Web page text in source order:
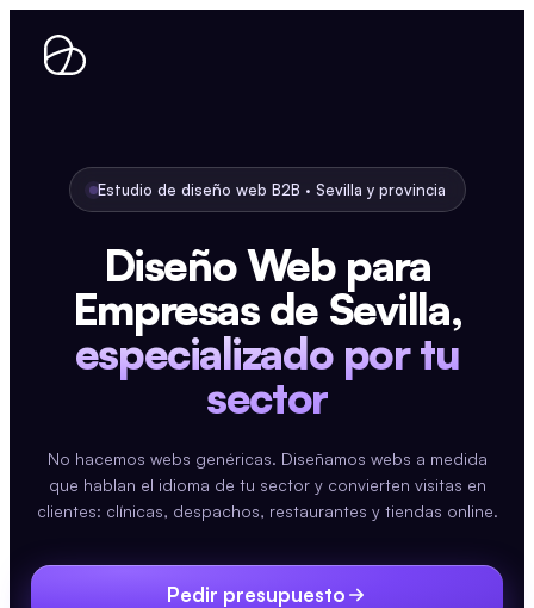
contenido
Estudio de diseño web B2B · Sevilla y provincia
Diseño Web para
Empresas de Sevilla,
especializado por tu
sector
No hacemos webs genéricas. Diseñamos webs a medida
que hablan el idioma de tu sector y convierten visitas en
clientes: clínicas, despachos, restaurantes y tiendas online.
Pedir presupuesto